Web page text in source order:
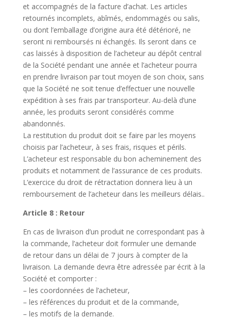
et accompagnés de la facture d’achat. Les articles
retournés incomplets, abîmés, endommagés ou salis,
ou dont l’emballage d’origine aura été détérioré, ne
seront ni remboursés ni échangés. Ils seront dans ce
cas laissés à disposition de l’acheteur au dépôt central
de la Société pendant une année et l’acheteur pourra
en prendre livraison par tout moyen de son choix, sans
que la Société ne soit tenue d’effectuer une nouvelle
expédition à ses frais par transporteur. Au-delà d’une
année, les produits seront considérés comme
abandonnés.
La restitution du produit doit se faire par les moyens
choisis par l’acheteur, à ses frais, risques et périls.
L’acheteur est responsable du bon acheminement des
produits et notamment de l’assurance de ces produits.
L’exercice du droit de rétractation donnera lieu à un
remboursement de l’acheteur dans les meilleurs délais..
Article 8 : Retour
En cas de livraison d’un produit ne correspondant pas à
la commande, l’acheteur doit formuler une demande
de retour dans un délai de 7 jours à compter de la
livraison. La demande devra être adressée par écrit à la
Société et comporter :
– les coordonnées de l’acheteur,
– les références du produit et de la commande,
– les motifs de la demande.